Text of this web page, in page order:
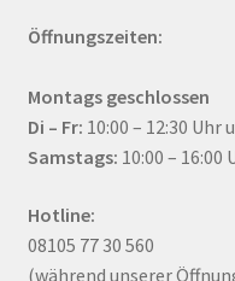
Öffnungszeiten:
Montags geschlossen
Di – Fr: 10:00 – 12:30 Uhr
Samstags: 10:00 – 16:00
Hotline:
08105 77 30 560
(während unserer